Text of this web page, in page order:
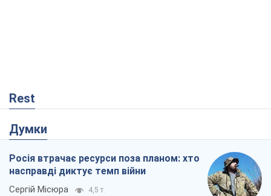
Rest
Думки
Росія втрачає ресурси поза планом: хто
насправді диктує темп війни
Сергій Місюра 4,5 т.